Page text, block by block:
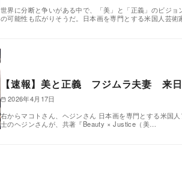
世界に分断と争いがある中で、「美」と「正義」のビジ
の可能性も広がりそうだ。日本画を専門とする米国人芸術
【速報】美と正義 フジムラ夫妻 来
2026年4月17日
右からマコトさん、ヘジンさん 日本画を専門とする米国
士のヘジンさんが、共著『Beauty × Justice（美…